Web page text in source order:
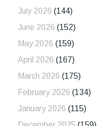
July 2026 (144)
June 2026 (152)
May 2026 (159)
April 2026 (167)
March 2026 (175)
February 2026 (134)
January 2026 (115)